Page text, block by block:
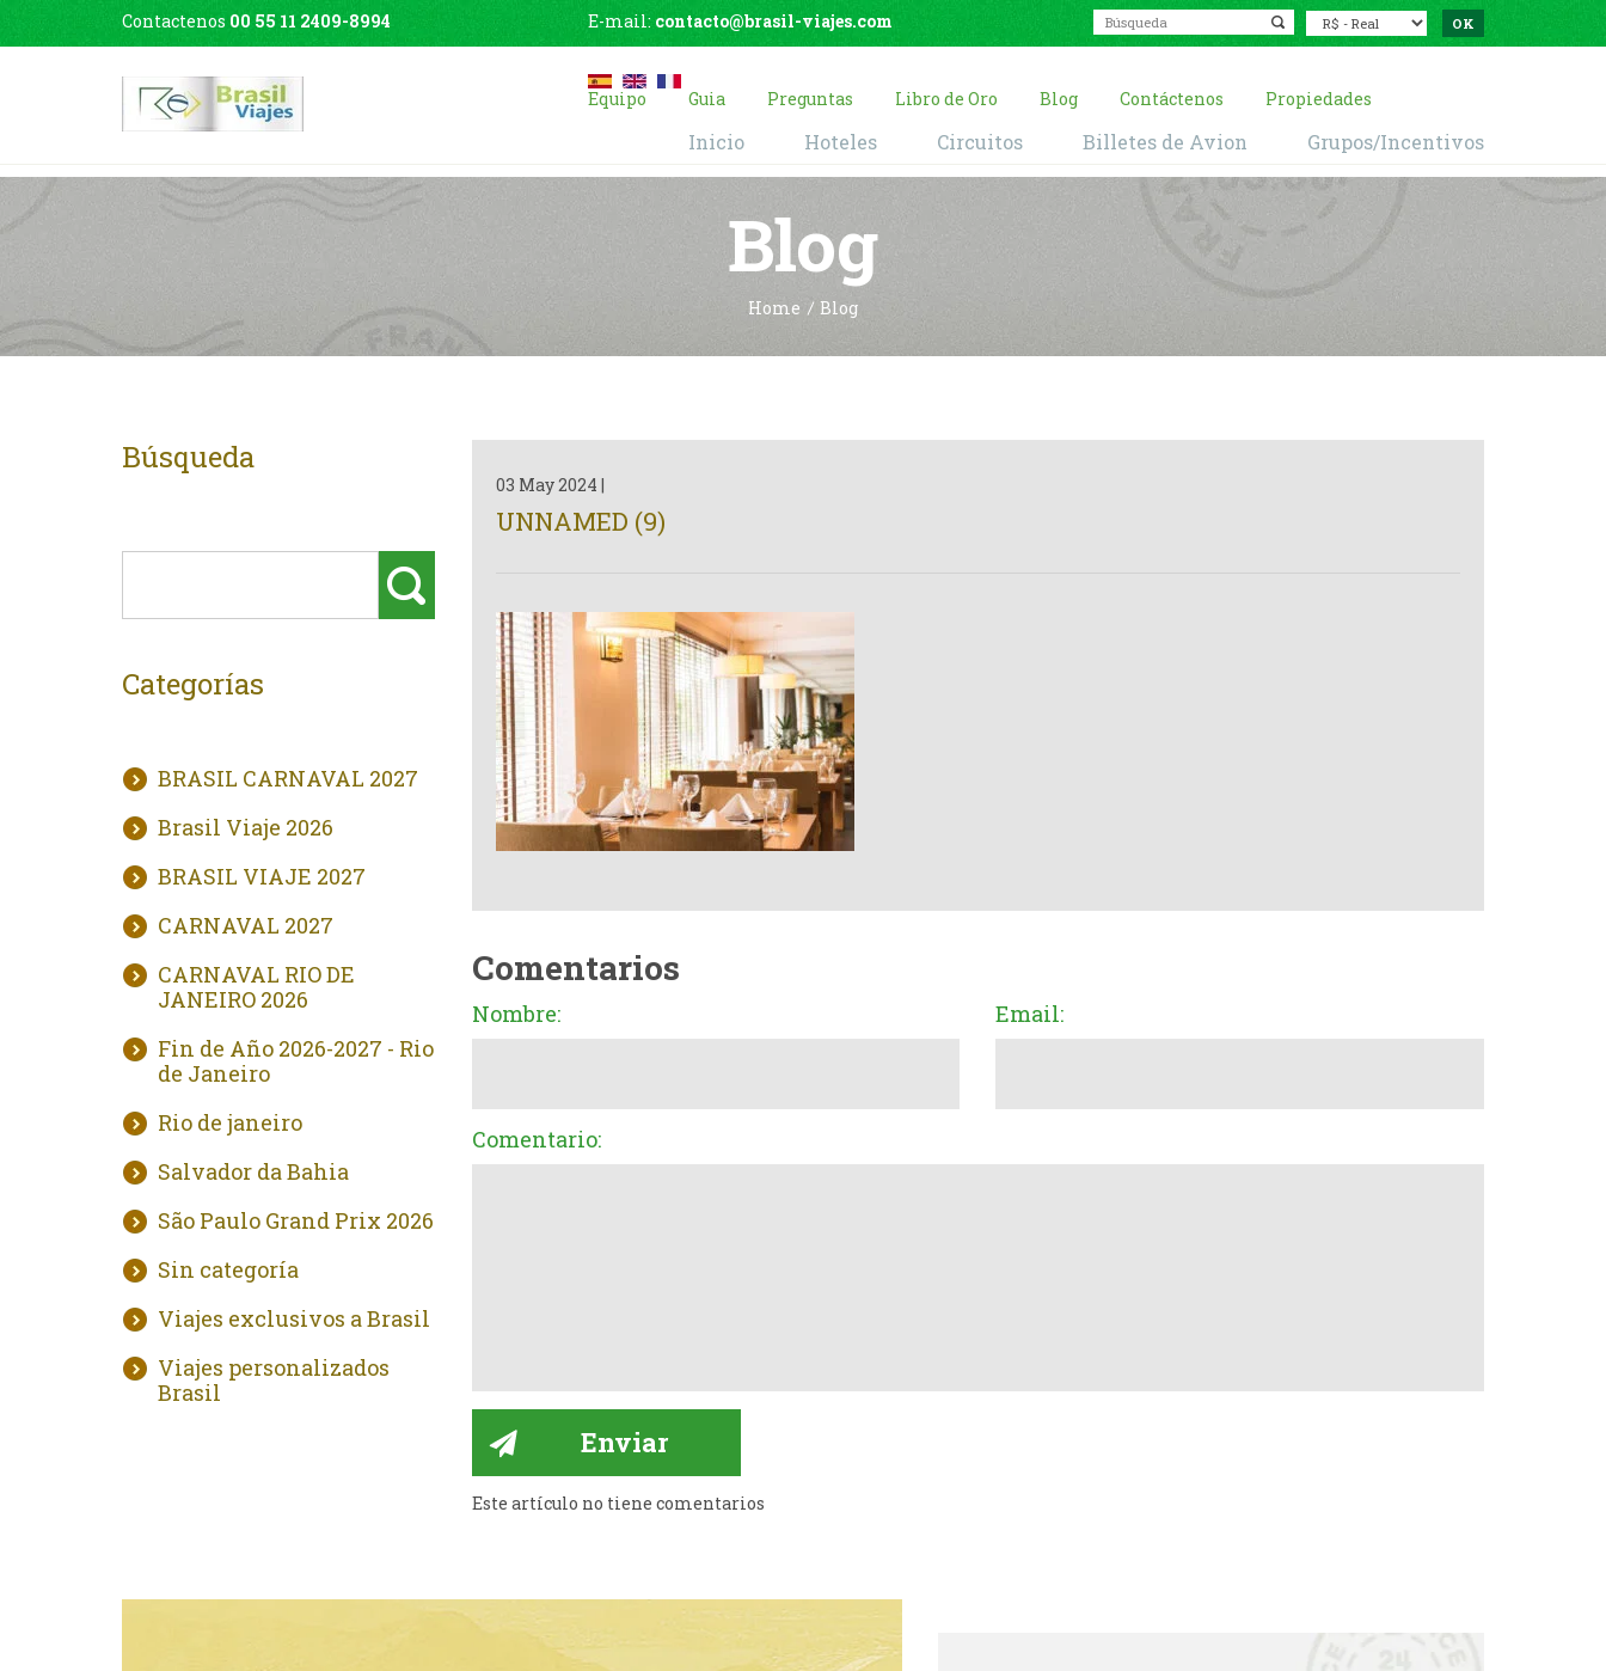
Contactenos 00 55 11 2409-8994 E-mail: contacto@brasil-viajes.com
Equipo Guia Preguntas Libro de Oro Blog Contáctenos Propiedades
Inicio Hoteles Circuitos Billetes de Avion Grupos/Incentivos
Blog
Home Blog
Búsqueda
Categorías
BRASIL CARNAVAL 2027
Brasil Viaje 2026
BRASIL VIAJE 2027
CARNAVAL 2027
CARNAVAL RIO DE
JANEIRO 2026
Fin de Año 2026-2027 - Rio
de Janeiro
Rio de janeiro
Salvador da Bahia
São Paulo Grand Prix 2026
Sin categoría
Viajes exclusivos a Brasil
Viajes personalizados
Brasil
03 May 2024 |
UNNAMED (9)
Comentarios
Nombre: Email:
Comentario:
Este artículo no tiene comentarios